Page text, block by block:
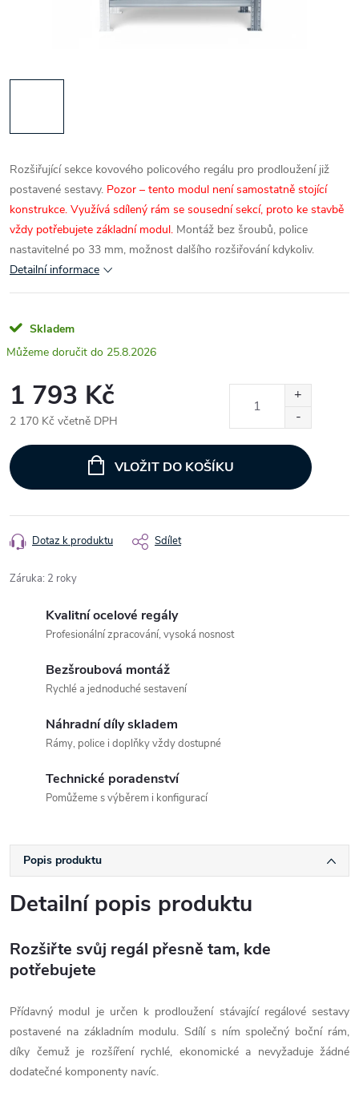
Rozšiřující sekce kovového policového regálu pro prodloužení již
postavené sestavy. Pozor – tento modul není samostatně stojící
konstrukce. Využívá sdílený rám se sousední sekcí, proto ke stavbě
vždy potřebujete základní modul. Montáž bez šroubů, police
nastavitelné po 33 mm, možnost dalšího rozšiřování kdykoliv.
Detailní informace
Skladem
25.8.2026
1 793 Kč
2 170 Kč včetně DPH
cena:
VLOŽIT DO KOŠÍKU
Dotaz k produktu Sdílet
Záruka: 2 roky
Kvalitní ocelové regály
Profesionální zpracování, vysoká nosnost
Bezšroubová montáž
Rychlé a jednoduché sestavení
Náhradní díly skladem
Rámy, police i doplňky vždy dostupné
Technické poradenství
Pomůžeme s výběrem i konfigurací
Popis produktu
Detailní popis produktu
Rozšiřte svůj regál přesně tam, kde
potřebujete
Přídavný modul je určen k prodloužení stávající regálové sestavy
postavené na základním modulu. Sdílí s ním společný boční rám,
díky čemuž je rozšíření rychlé, ekonomické a nevyžaduje žádné
dodatečné komponenty navíc.